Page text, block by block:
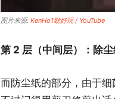
图片来源: KenHo1勁好玩 / YouTube
第 2 层（中间层）：除
而防尘纸的部分，由于细